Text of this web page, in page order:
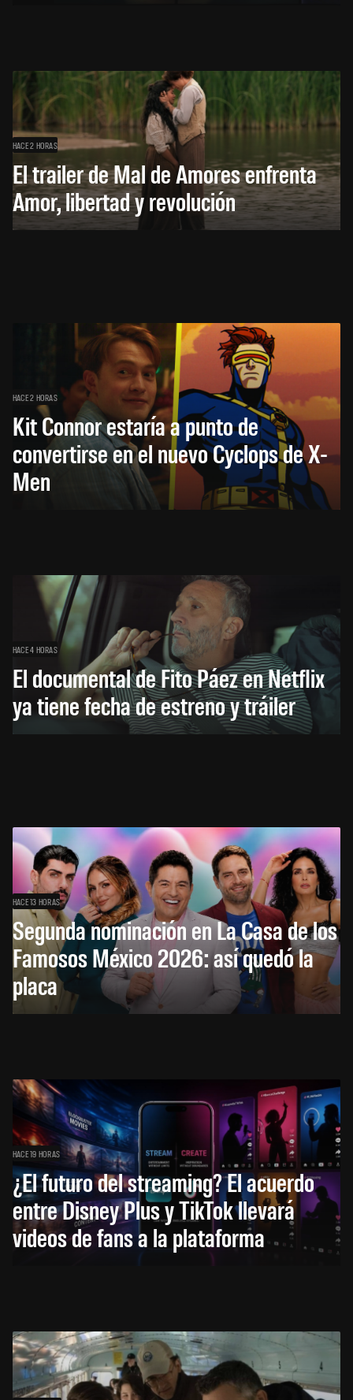
HACE 2 HORAS
El trailer de Mal de Amores enfrenta
Amor, libertad y revolución
HACE 2 HORAS
Kit Connor estaría a punto de
convertirse en el nuevo Cyclops de X-
Men
HACE 4 HORAS
El documental de Fito Páez en Netflix
ya tiene fecha de estreno y tráiler
HACE 13 HORAS
Segunda nominación en La Casa de los
Famosos México 2026: así quedó la
placa
HACE 19 HORAS
¿El futuro del streaming? El acuerdo
entre Disney Plus y TikTok llevará
videos de fans a la plataforma